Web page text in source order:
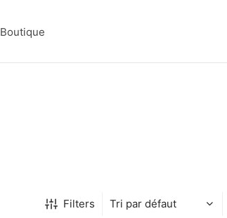
Boutique
Filters